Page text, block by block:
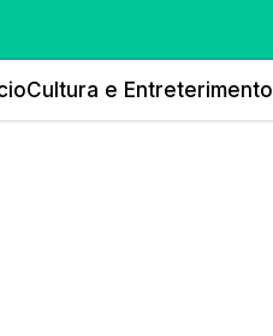
Cultura e Entreterimento